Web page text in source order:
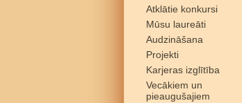
Atklātie konkursi
Mūsu laureāti
Audzināšana
Projekti
Karjeras izglītība
Vecākiem un
pieaugušajiem